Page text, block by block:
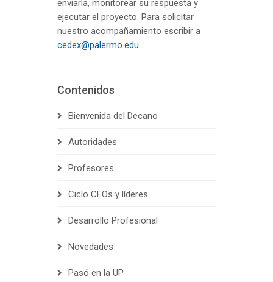
enviarla, monitorear su respuesta y
ejecutar el proyecto. Para solicitar
nuestro acompañamiento escribir a
cedex@palermo.edu.
Contenidos
Bienvenida del Decano
Autoridades
Profesores
Ciclo CEOs y líderes
Desarrollo Profesional
Novedades
Pasó en la UP